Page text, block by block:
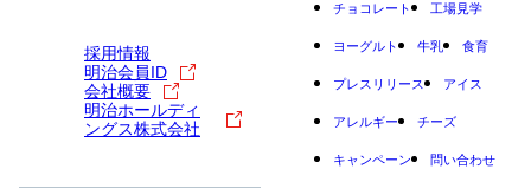
採用情報
明治会員ID
会社概要
明治ホールディ
ングス株式会社
チョコレート 工場見学
ヨーグルト 牛乳 食育
プレスリリース アイス
アレルギー チーズ
キャンペーン 問い合わせ